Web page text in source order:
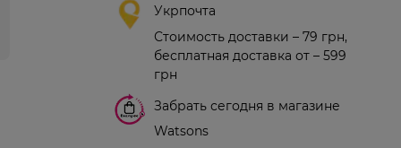
Укрпочта
Стоимость доставки – 79 грн,
бесплатная доставка от – 599
грн
Забрать сегодня в магазине
Watsons